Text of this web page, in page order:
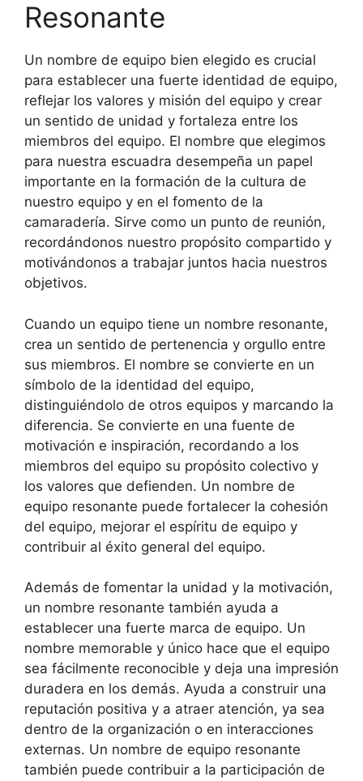
Resonante
Un nombre de equipo bien elegido es crucial
para establecer una fuerte identidad de equipo,
reflejar los valores y misión del equipo y crear
un sentido de unidad y fortaleza entre los
miembros del equipo. El nombre que elegimos
para nuestra escuadra desempeña un papel
importante en la formación de la cultura de
nuestro equipo y en el fomento de la
camaradería. Sirve como un punto de reunión,
recordándonos nuestro propósito compartido y
motivándonos a trabajar juntos hacia nuestros
objetivos.
Cuando un equipo tiene un nombre resonante,
crea un sentido de pertenencia y orgullo entre
sus miembros. El nombre se convierte en un
símbolo de la identidad del equipo,
distinguiéndolo de otros equipos y marcando la
diferencia. Se convierte en una fuente de
motivación e inspiración, recordando a los
miembros del equipo su propósito colectivo y
los valores que defienden. Un nombre de
equipo resonante puede fortalecer la cohesión
del equipo, mejorar el espíritu de equipo y
contribuir al éxito general del equipo.
Además de fomentar la unidad y la motivación,
un nombre resonante también ayuda a
establecer una fuerte marca de equipo. Un
nombre memorable y único hace que el equipo
sea fácilmente reconocible y deja una impresión
duradera en los demás. Ayuda a construir una
reputación positiva y a atraer atención, ya sea
dentro de la organización o en interacciones
externas. Un nombre de equipo resonante
también puede contribuir a la participación de